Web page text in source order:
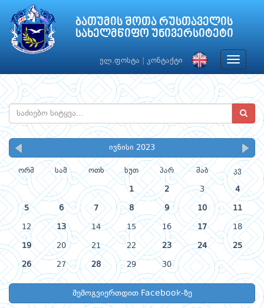
ბათუმის შოთა რუსთაველის
სახელმწიფო უნივერსიტეტი
ელ.ფოსტა კონტაქტი
Toggle
ივნისი 2023
ორშ სამ ოთხ ხუთ პარ შაბ კვ
1 2 3 4
5 6 7 8 9 10 11
12 13 14 15 16 17 18
19 20 21 22 23 24 25
26 27 28 29 30
შემოგვიერთდით Facebook-ზე